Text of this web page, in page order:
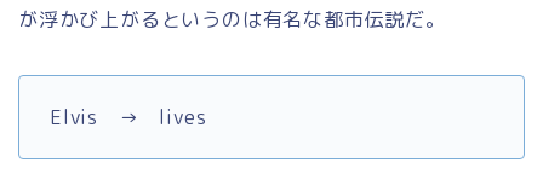
が浮かび上がるというのは有名な都市伝説だ。
Elvis → lives